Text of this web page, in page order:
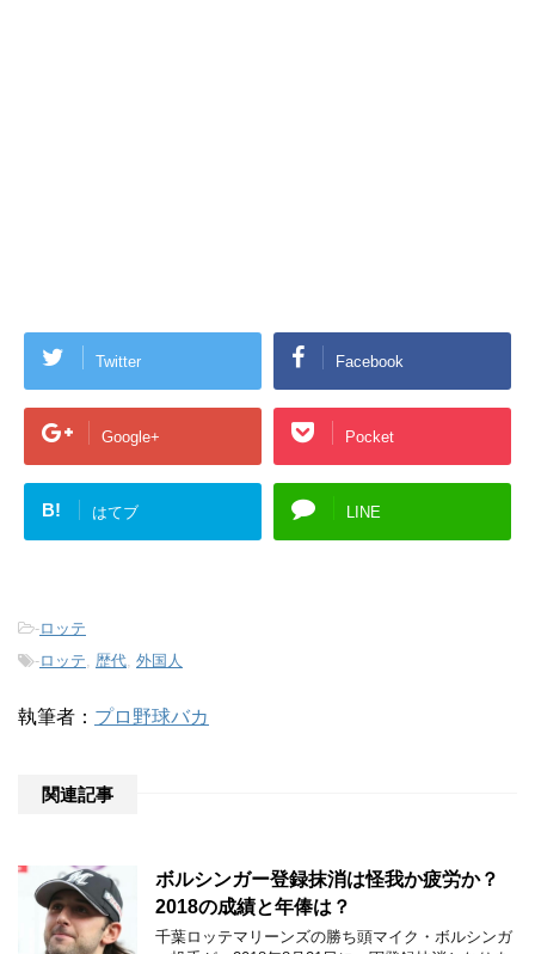
Twitter Facebook
Google+ Pocket
B! はてブ LINE
-ロッテ
-ロッテ 歴代 外国人
執筆者： プロ野球バカ
関連記事
ボルシンガー登録抹消は怪我か疲労か？
2018の成績と年俸は？
千葉ロッテマリーンズの勝ち頭マイク・ボルシンガ